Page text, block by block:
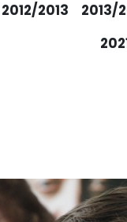
2012/2013 2013/